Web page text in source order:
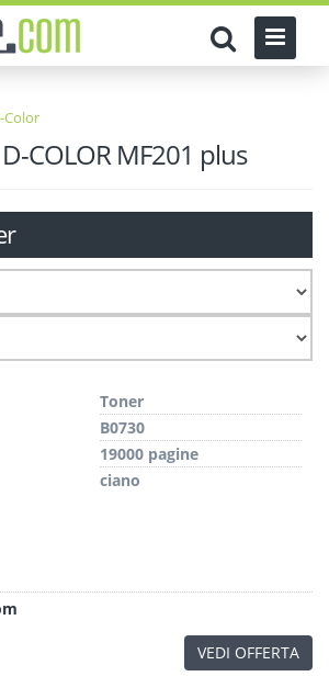
Color
COLOR MF201 plus
Toner
B0730
19000 pagine
ciano
VEDI OFFERTA